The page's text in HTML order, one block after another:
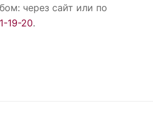
через сайт или по
19-20.